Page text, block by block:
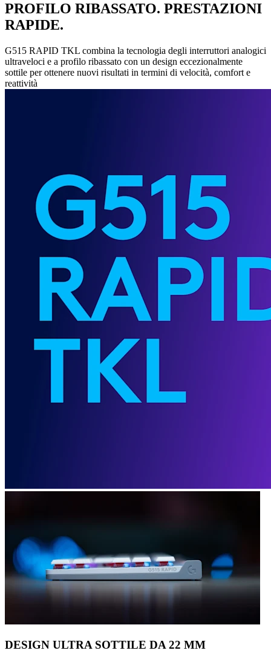
PROFILO RIBASSATO. PRESTAZIONI
RAPIDE.
G515 RAPID TKL combina la tecnologia degli interruttori analogici
ultraveloci e a profilo ribassato con un design eccezionalmente
sottile per ottenere nuovi risultati in termini di velocità, comfort e
reattività
DESIGN ULTRA SOTTILE DA 22 MM